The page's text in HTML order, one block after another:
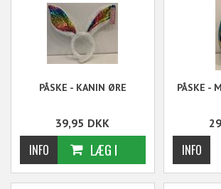
PÅSKE - KANIN ØRE
39,95 DKK
PÅSKE -